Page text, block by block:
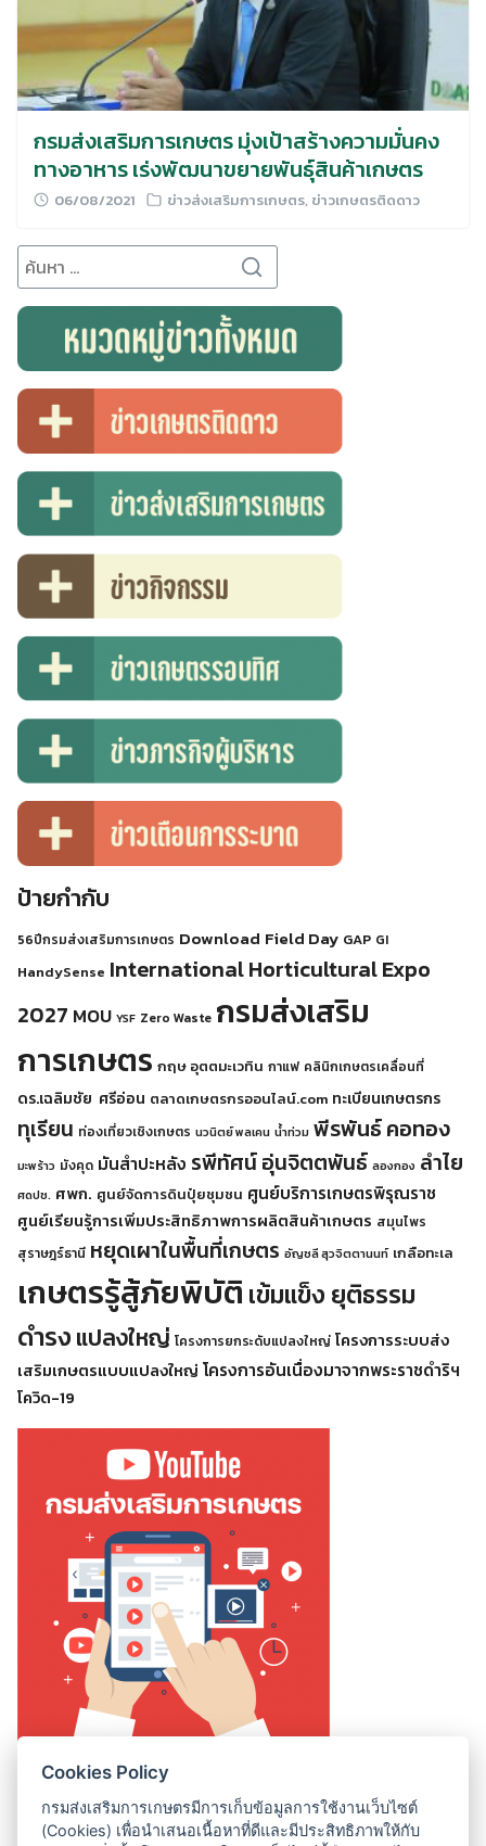
Search
for:
กรมส่งเสริมการเกษตร มุ่งเป้าสร้างความมั่นคง
ทางอาหาร เร่งพัฒนาขยายพันธุ์สินค้าเกษตร
06/08/2021 ข่าวส่งเสริมการเกษตร, ข่าวเกษตรติดดาว
Search
for:
ป้ายกำกับ
56ปีกรมส่งเสริมการเกษตร Download Field Day GAP GI
HandySense International Horticultural Expo
2027 MOU YSF Zero Waste กรมส่งเสริม
การเกษตร กฤษ อุตตมะเวทิน กาแฟ คลินิกเกษตรเคลื่อนที่
ดร.เฉลิมชัย ศรีอ่อน ตลาดเกษตรกรออนไลน์.com ทะเบียนเกษตรกร
ทุเรียน ท่องเที่ยวเชิงเกษตร นวนิตย์ พลเคน น้ำท่วม พีรพันธ์ คอทอง
มะพร้าว มังคุด มันสำปะหลัง รพีทัศน์ อุ่นจิตตพันธ์ ลองกอง ลำไย
ศดปช. ศพก. ศูนย์จัดการดินปุ๋ยชุมชน ศูนย์บริการเกษตรพิรุณราช
ศูนย์เรียนรู้การเพิ่มประสิทธิภาพการผลิตสินค้าเกษตร สมุนไพร
สุราษฎร์ธานี หยุดเผาในพื้นที่เกษตร อัญชลี สุวจิตตานนท์ เกลือทะเล
เกษตรรู้สู้ภัยพิบัติ เข้มแข็ง ยุติธรรม
ดำรงแปลงใหญ่ โครงการยกระดับแปลงใหญ่ โครงการระบบส่ง
เสริมเกษตรแบบแปลงใหญ่ โครงการอันเนื่องมาจากพระราชดำริฯ
โควิด-19
สถิติการเข้าชมเว็บไซต์
Online Users:1
Cookies Policy
กรมส่งเสริมการเกษตรมีการเก็บข้อมูลการใช้งานเว็บไซต์
(Cookies) เพื่อนำเสนอเนื้อหาที่ดีและมีประสิทธิภาพให้กับ